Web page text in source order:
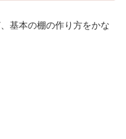
基本の棚の作り方をかな